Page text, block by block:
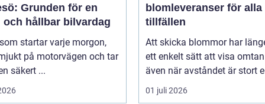
Grunden för en
och hållbar bilvardag
startar varje morgon,
på motorvägen och tar
säkert ...
blomleveranser för alla
tillfällen
Att skicka blommor har
ett enkelt sätt att visa
även när avståndet är stort
01 juli 2026